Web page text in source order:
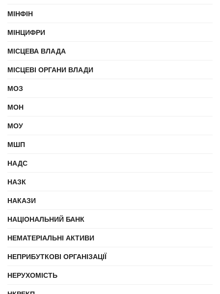
МІНФІН
МІНЦИФРИ
МІСЦЕВА ВЛАДА
МІСЦЕВІ ОРГАНИ ВЛАДИ
МОЗ
МОН
МОУ
МШП
НАДС
НАЗК
НАКАЗИ
НАЦІОНАЛЬНИЙ БАНК
НЕМАТЕРІАЛЬНІ АКТИВИ
НЕПРИБУТКОВІ ОРГАНІЗАЦІЇ
НЕРУХОМІСТЬ